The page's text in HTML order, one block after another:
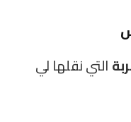
التي نقلها لي